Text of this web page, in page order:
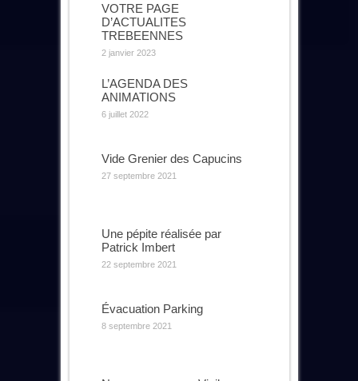
VOTRE PAGE
D’ACTUALITES
TREBEENNES
2 janvier 2023
L’AGENDA DES
ANIMATIONS
6 juillet 2022
Vide Grenier des Capucins
27 septembre 2021
Une pépite réalisée par
Patrick Imbert
22 septembre 2021
Évacuation Parking
8 septembre 2021